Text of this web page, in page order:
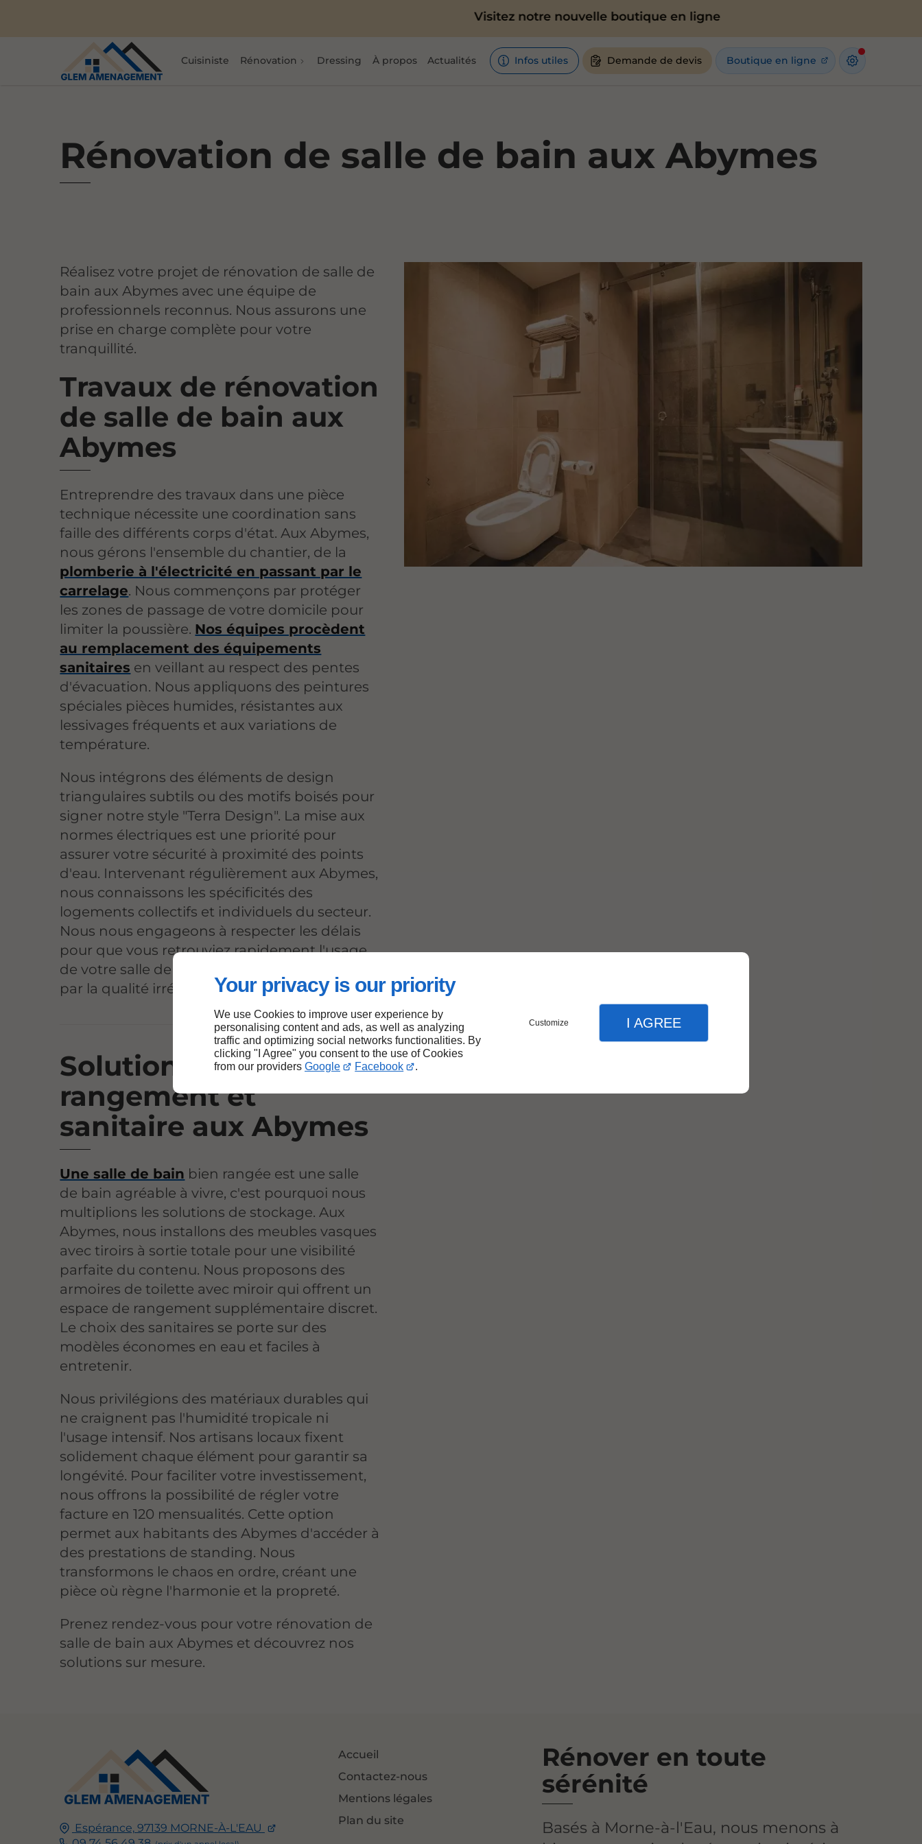
Your privacy is our priority
We use Cookies to improve user experience by
personalising content and ads, as well as analyzing
traffic and optimizing social networks functionalities. By
clicking "I Agree" you consent to the use of Cookies
from our providers Google Facebook .
Customize I AGREE
Visitez notre nouvelle boutique en ligne
Cuisiniste Rénovation Dressing À propos Actualités Infos utiles Demande de devis Boutique en ligne
Rénovation de salle de bain aux Abymes
Réalisez votre projet de rénovation de salle de
bain aux Abymes avec une équipe de
professionnels reconnus. Nous assurons une
prise en charge complète pour votre
tranquillité.
Travaux de rénovation
de salle de bain aux
Abymes
Entreprendre des travaux dans une pièce
technique nécessite une coordination sans
faille des différents corps d'état. Aux Abymes,
nous gérons l'ensemble du chantier, de la
plomberie à l'électricité en passant par le
carrelage. Nous commençons par protéger
les zones de passage de votre domicile pour
limiter la poussière. Nos équipes procèdent
au remplacement des équipements
sanitaires en veillant au respect des pentes
d'évacuation. Nous appliquons des peintures
spéciales pièces humides, résistantes aux
lessivages fréquents et aux variations de
température.
Nous intégrons des éléments de design
triangulaires subtils ou des motifs boisés pour
signer notre style "Terra Design". La mise aux
normes électriques est une priorité pour
assurer votre sécurité à proximité des points
d'eau. Intervenant régulièrement aux Abymes,
nous connaissons les spécificités des
logements collectifs et individuels du secteur.
Nous nous engageons à respecter les délais
pour que vous retrouviez rapidement l'usage
de votre salle de bain. Votre satisfaction passe
par la qualité irréprochable de nos finitions.
Solutions de
rangement et
sanitaire aux Abymes
Une salle de bain bien rangée est une salle
de bain agréable à vivre, c'est pourquoi nous
multiplions les solutions de stockage. Aux
Abymes, nous installons des meubles vasques
avec tiroirs à sortie totale pour une visibilité
parfaite du contenu. Nous proposons des
armoires de toilette avec miroir qui offrent un
espace de rangement supplémentaire discret.
Le choix des sanitaires se porte sur des
modèles économes en eau et faciles à
entretenir.
Nous privilégions des matériaux durables qui
ne craignent pas l'humidité tropicale ni
l'usage intensif. Nos artisans locaux fixent
solidement chaque élément pour garantir sa
longévité. Pour faciliter votre investissement,
nous offrons la possibilité de régler votre
facture en 120 mensualités. Cette option
permet aux habitants des Abymes d'accéder à
des prestations de standing. Nous
transformons le chaos en ordre, créant une
pièce où règne l'harmonie et la propreté.
Prenez rendez-vous pour votre rénovation de
salle de bain aux Abymes et découvrez nos
solutions sur mesure.
Espérance, 97139 MORNE-À-L'EAU
Accueil
Contactez-nous
Mentions légales
Plan du site
Rénover en toute
sérénité
Basés à Morne-à-l'Eau, nous menons à